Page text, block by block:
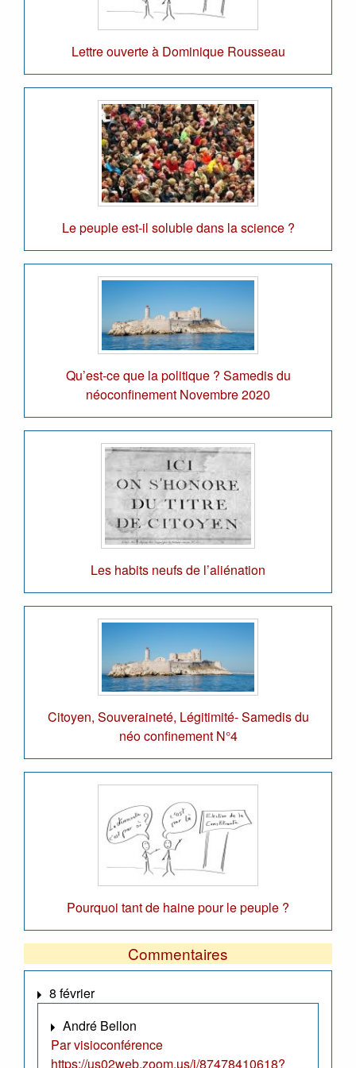
Lettre ouverte à Dominique Rousseau
Le peuple est-il soluble dans la science ?
Qu’est-ce que la politique ? Samedis du
néoconfinement Novembre 2020
Les habits neufs de l’aliénation
Citoyen, Souveraineté, Légitimité- Samedis du
néo confinement N°4
Pourquoi tant de haine pour le peuple ?
Commentaires
8 février
André Bellon
Par visioconférence
https://us02web.zoom.us/j/87478410618?